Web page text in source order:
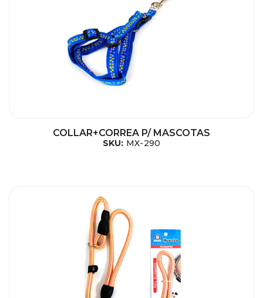
COLLAR+CORREA P/ MASCOTAS
SKU: MX-290